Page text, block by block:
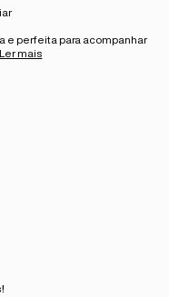
e perfeita para acompanhar
Ler mais